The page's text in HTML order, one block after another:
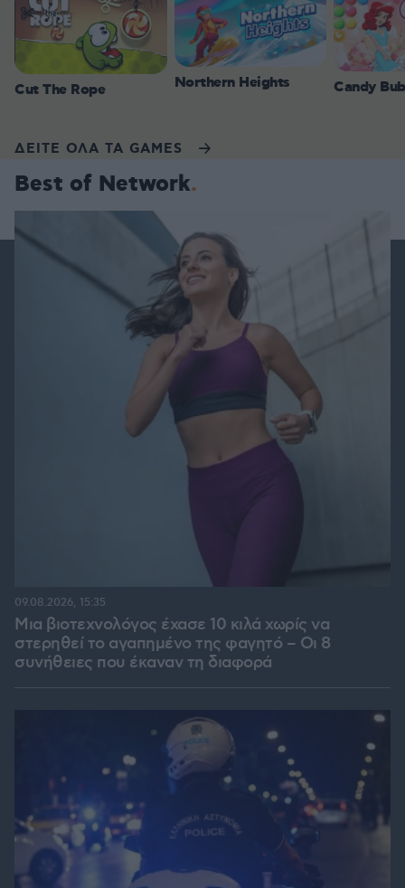
Cut The Rope Northern Heights Candy
ΔΕΙΤΕ ΟΛΑ ΤΑ GAMES
Best of Network
Μια βιοτεχνολόγος έχασε 10 κιλά χωρίς να
στερηθεί το αγαπημένο της φαγητό – Οι 8
συνήθειες που έκαναν τη διαφορά
09.08.2026, 15:35